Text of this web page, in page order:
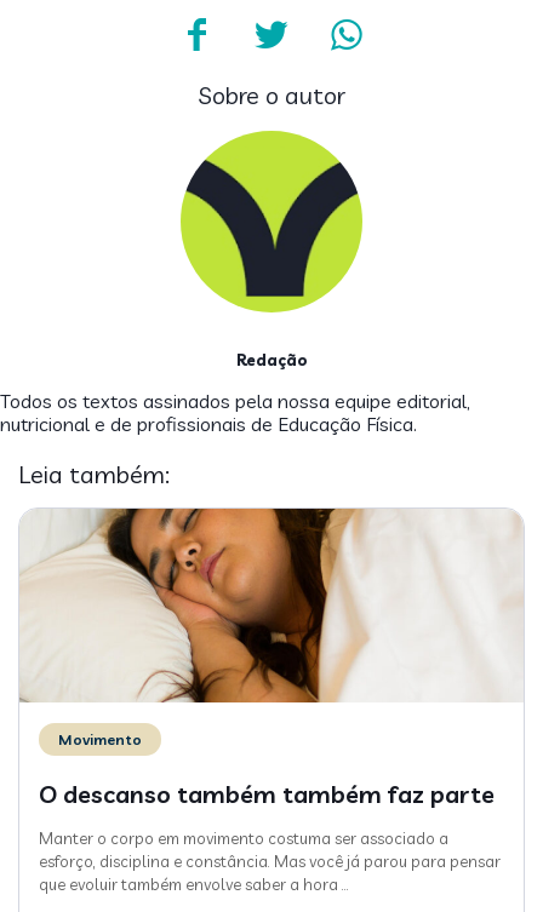
Sobre o autor
Redação
Todos os textos assinados pela nossa equipe editorial,
nutricional e de profissionais de Educação Física.
Leia também:
Movimento
O descanso também também faz parte
Manter o corpo em movimento costuma ser associado a
esforço, disciplina e constância. Mas você já parou para pensar
que evoluir também envolve saber a hora